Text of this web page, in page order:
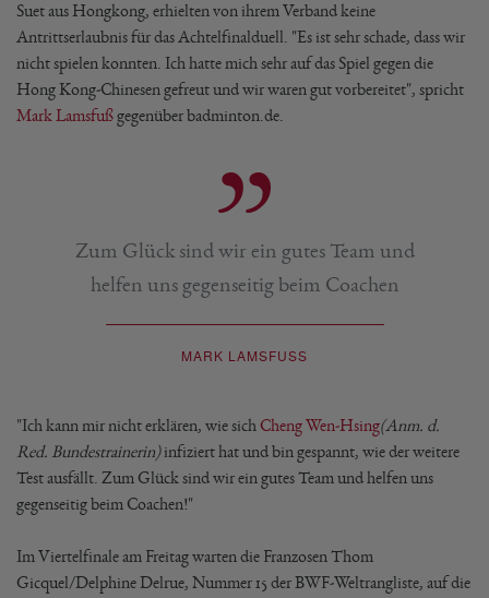
Suet aus Hongkong, erhielten von ihrem Verband keine
Antrittserlaubnis für das Achtelfinalduell. "Es ist sehr schade, dass wir
nicht spielen konnten. Ich hatte mich sehr auf das Spiel gegen die
Hong Kong-Chinesen gefreut und wir waren gut vorbereitet", spricht
Mark Lamsfußgegenüber badminton.de.
Zum Glück sind wir ein gutes Team und
helfen uns gegenseitig beim Coachen
MARK LAMSFUSS
"Ich kann mir nicht erklären, wie sich Cheng Wen-Hsing(Anm. d.
Red. Bundestrainerin)infiziert hat und bin gespannt, wie der weitere
Test ausfällt. Zum Glück sind wir ein gutes Team und helfen uns
gegenseitig beim Coachen!"
Im Viertelfinale am Freitag warten die Franzosen Thom
Gicquel/Delphine Delrue, Nummer 15 der BWF-Weltrangliste, auf die